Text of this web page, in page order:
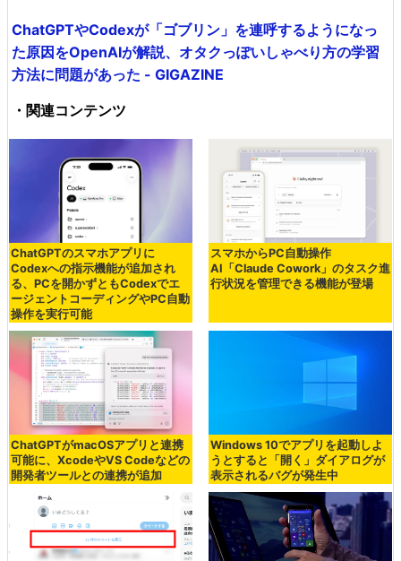
ChatGPTやCodexが「ゴブリン」を連呼するようになっ
た原因をOpenAIが解説、オタクっぽいしゃべり方の学習
方法に問題があった - GIGAZINE
・関連コンテンツ
ChatGPTのスマホアプリに
Codexへの指示機能が追加され
る、PCを開かずともCodexでエ
ージェントコーディングやPC自動
操作を実行可能
スマホからPC自動操作
AI「Claude Cowork」のタスク進
行状況を管理できる機能が登場
ChatGPTがmacOSアプリと連携
可能に、XcodeやVS Codeなどの
開発者ツールとの連携が追加
Windows 10でアプリを起動しよ
うとすると「開く」ダイアログが
表示されるバグが発生中